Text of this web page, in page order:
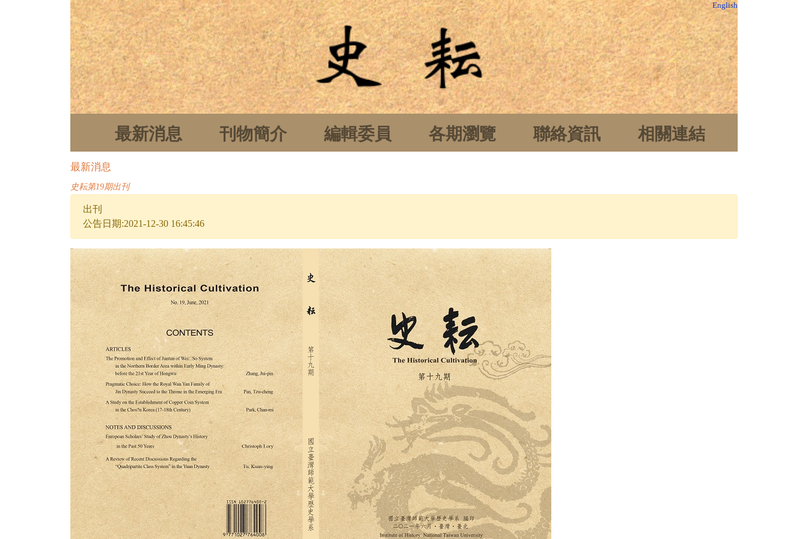
English
最新消息 刊物簡介 編輯委員 各期瀏覽 聯絡資訊 相關連結
最新消息
史耘第19期出刊
出刊
公告日期:2021-12-30 16:45:46